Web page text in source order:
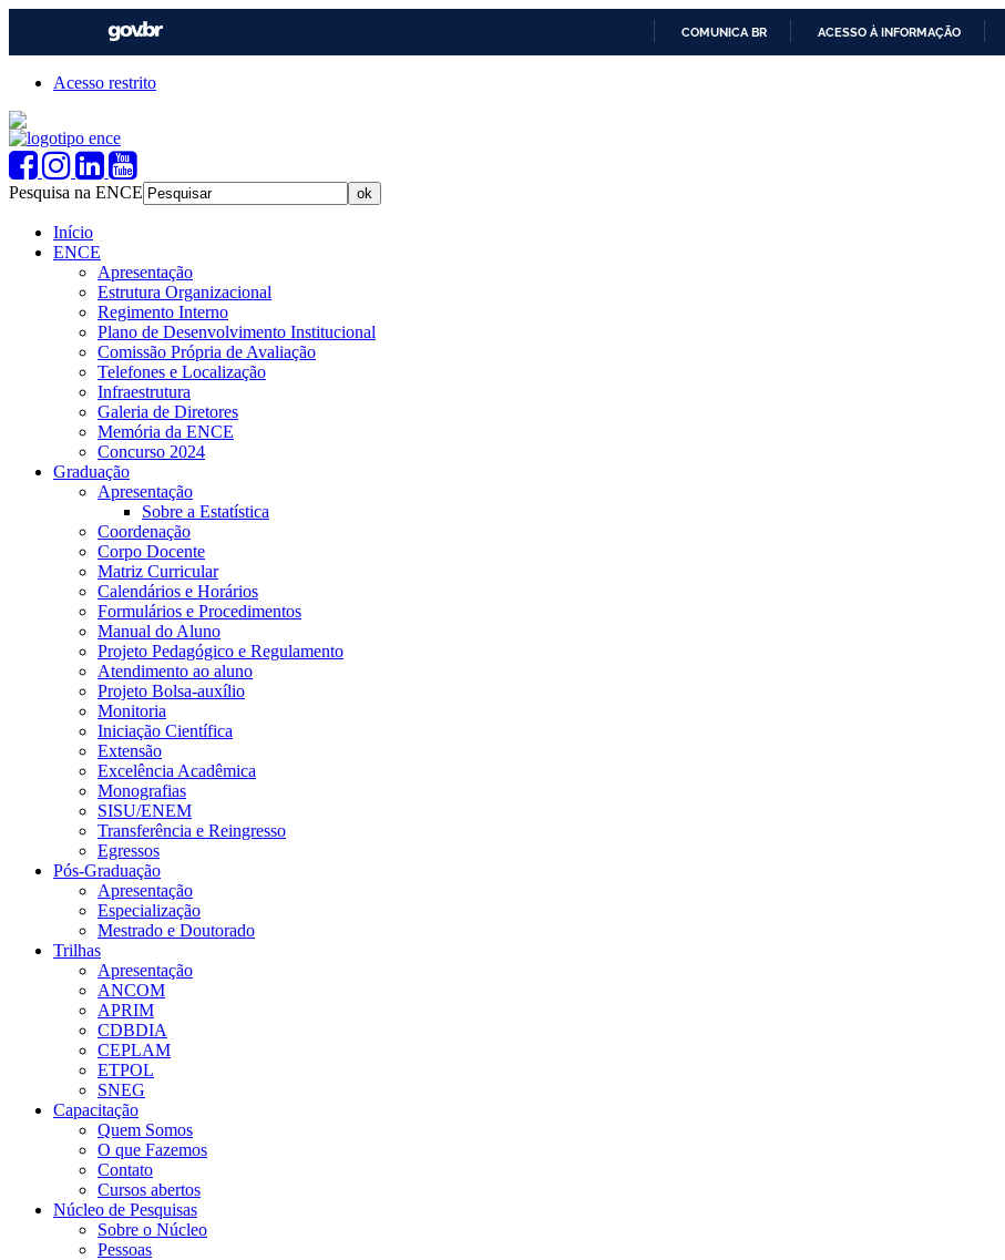
COMUNICA BR ACESSO À INFORMAÇÃO
Acesso restrito
Pesquisa na ENCE
Início
ENCE
Apresentação
Estrutura Organizacional
Regimento Interno
Plano de Desenvolvimento Institucional
Comissão Própria de Avaliação
Telefones e Localização
Infraestrutura
Galeria de Diretores
Memória da ENCE
Concurso 2024
Graduação
Apresentação
Sobre a Estatística
Coordenação
Corpo Docente
Matriz Curricular
Calendários e Horários
Formulários e Procedimentos
Manual do Aluno
Projeto Pedagógico e Regulamento
Atendimento ao aluno
Projeto Bolsa-auxílio
Monitoria
Iniciação Científica
Extensão
Excelência Acadêmica
Monografias
SISU/ENEM
Transferência e Reingresso
Egressos
Pós-Graduação
Apresentação
Especialização
Mestrado e Doutorado
Trilhas
Apresentação
ANCOM
APRIM
CDBDIA
CEPLAM
ETPOL
SNEG
Capacitação
Quem Somos
O que Fazemos
Contato
Cursos abertos
Núcleo de Pesquisas
Sobre o Núcleo
Pessoas